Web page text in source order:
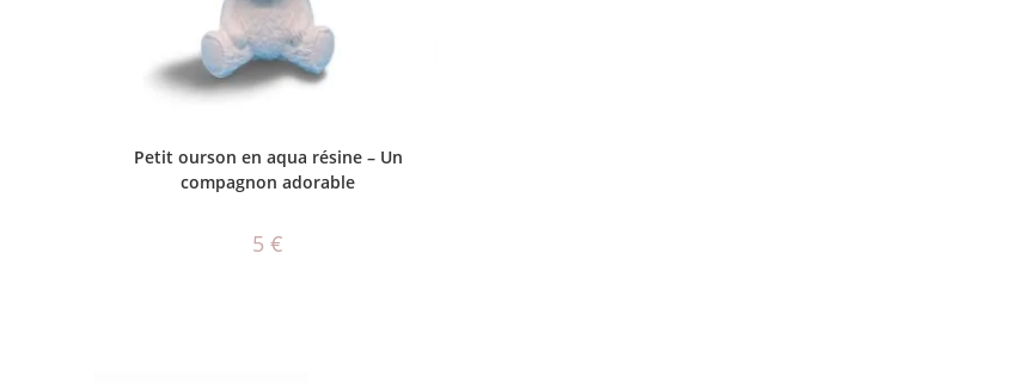
Petit ourson en aqua résine – Un
compagnon adorable
5€